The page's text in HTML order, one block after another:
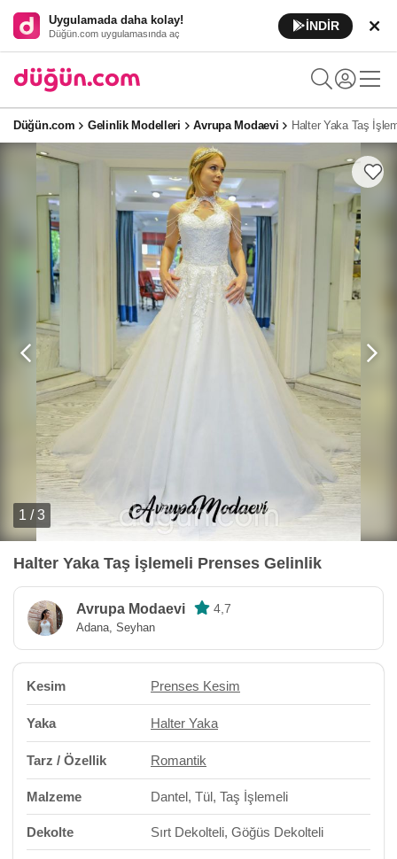
Uygulamada daha kolay!
Düğün.com uygulamasında aç
İNDİR
Düğün.com Gelinlik Modelleri Avrupa Modaevi Halter Yaka Taş
1 / 3
Halter Yaka Taş İşlemeli Prenses Gelinlik
Avrupa Modaevi 4,7
Adana, Seyhan
Kesim Prenses Kesim
Yaka Halter Yaka
Tarz / Özellik Romantik
Malzeme Dantel, Tül, Taş İşlemeli
Dekolte Sırt Dekolteli, Göğüs Dekolteli